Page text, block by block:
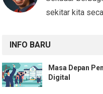
sekitar kita
INFO BARU
Masa Depan
Digital